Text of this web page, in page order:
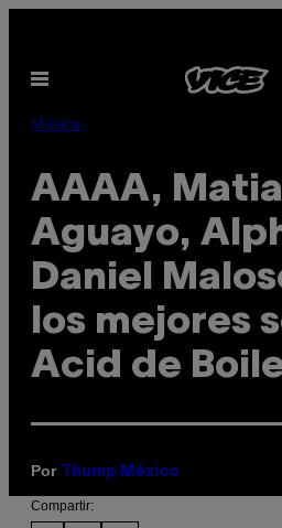
contenido
Abrir
Música
AAAA,
Aguayo,
Daniel
los mejores
Acid de
Por Thump México
Compartir: